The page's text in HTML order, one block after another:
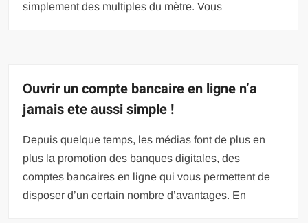
simplement des multiples du mètre. Vous
Ouvrir un compte bancaire en ligne n’a
jamais ete aussi simple !
Depuis quelque temps, les médias font de plus en
plus la promotion des banques digitales, des
comptes bancaires en ligne qui vous permettent de
disposer d’un certain nombre d’avantages. En